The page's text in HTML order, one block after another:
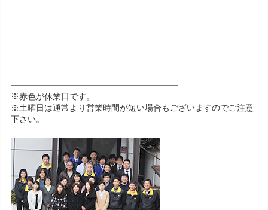
※赤色が休業日です。
※土曜日は通常より営業時間が短い場合もございますのでご注意
下さい。